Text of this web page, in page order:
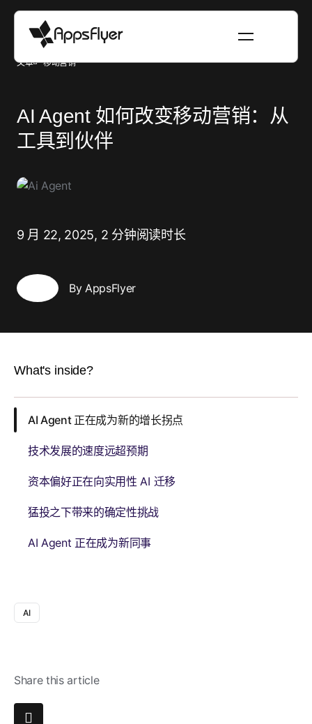
文章 移动营销
AI Agent 如何改变移动营销：从
工具到伙伴
9 月 22, 2025, 2 分钟阅读时长
By AppsFlyer
What's inside?
AI Agent 正在成为新的增长拐点
技术发展的速度远超预期
资本偏好正在向实用性 AI 迁移
猛投之下带来的确定性挑战
AI Agent 正在成为新同事
AI
Share this article